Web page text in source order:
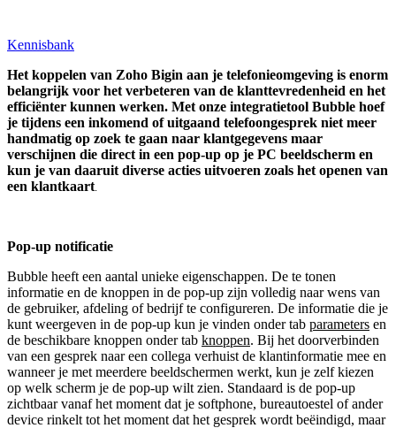
Kennisbank
Het koppelen van Zoho Bigin aan je telefonieomgeving is enorm
belangrijk voor het verbeteren van de klanttevredenheid en het
efficiënter kunnen werken. Met onze integratietool Bubble hoef
je tijdens een inkomend of uitgaand telefoongesprek niet meer
handmatig op zoek te gaan naar klantgegevens maar
verschijnen die direct in een pop-up op je PC beeldscherm en
kun je van daaruit diverse acties uitvoeren zoals het openen van
een klantkaart
Pop-up notificatie
Bubble heeft een aantal unieke eigenschappen. De te tonen
informatie en de knoppen in de pop-up zijn volledig naar wens van
de gebruiker, afdeling of bedrijf te configureren. De informatie die je
kunt weergeven in de pop-up kun je vinden onder tab parameters en
de beschikbare knoppen onder tab knoppen. Bij het doorverbinden
van een gesprek naar een collega verhuist de klantinformatie mee en
wanneer je met meerdere beeldschermen werkt, kun je zelf kiezen
op welk scherm je de pop-up wilt zien. Standaard is de pop-up
zichtbaar vanaf het moment dat je softphone, bureautoestel of ander
device rinkelt tot het moment dat het gesprek wordt beëindigd, maar